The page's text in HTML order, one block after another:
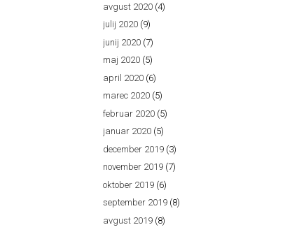
avgust 2020 (4)
julij 2020 (9)
junij 2020 (7)
maj 2020 (5)
april 2020 (6)
marec 2020 (5)
februar 2020 (5)
januar 2020 (5)
december 2019 (3)
november 2019 (7)
oktober 2019 (6)
september 2019 (8)
avgust 2019 (8)